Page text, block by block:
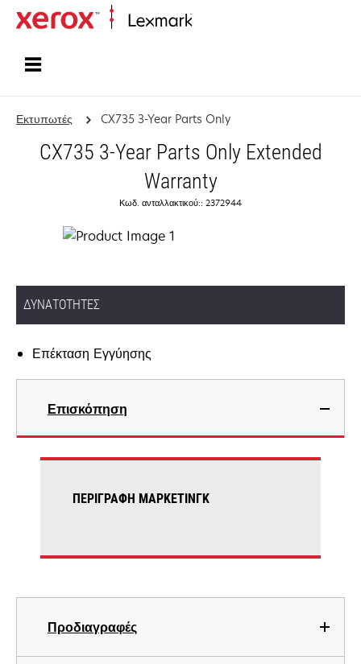
Εκτυπωτές CX735 3-Year Parts Only
CX735 3-Year Parts Only Extended
Warranty
Κωδ. ανταλλακτικού:: 2372944
ΔΥΝΑΤΌΤΗΤΕΣ
Επέκταση Εγγύησης
Επισκόπηση
Προδιαγραφές
ΠΕΡΙΓΡΑΦΉ ΜΆΡΚΕΤΙΝΓΚ